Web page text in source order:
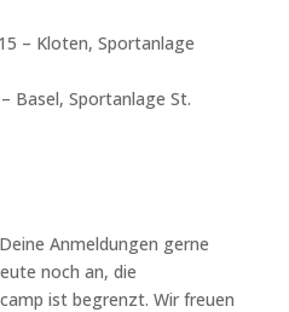
– Kloten, Sportanlage
Basel, Sportanlage St.
Anmeldungen gerne
noch an, die
ist begrenzt. Wir freuen